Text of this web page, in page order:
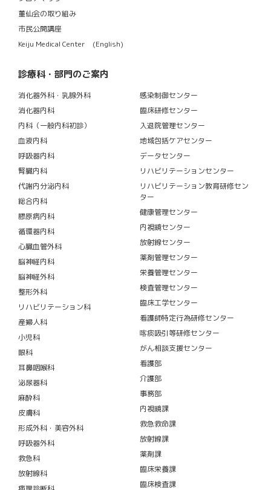
董仙会の取り組み
市民公開講座
Keiju Medical Center (English)
診療科・部門のご案内
消化器外科・乳腺外科
消化器内科
内科（一般内科初診）
血液内科
呼吸器内科
腎臓内科
代謝内分泌内科
総合内科
膠原病内科
循環器内科
心臓血管外科
脳神経内科
脳神経外科
整形外科
リハビリテーション科
産婦人科
小児科
眼科
耳鼻咽喉科
泌尿器科
麻酔科
皮膚科
形成外科・美容外科
呼吸器外科
救急科
放射線科
感染制御センター
臨床研修センター
入退院管理センター
地域包括ケアセンター
データセンター
リハビリテーションセンター
リハビリテーション教育研修セン
ター
健康管理センター
内視鏡センター
放射線センター
薬剤管理センター
栄養管理センター
検査管理センター
臨床工学センター
看護師特定行為研修センター
喀痰吸引等研修センター
がん相談支援センター
看護部
介護部
事務部
内視鏡課
救急救命課
放射線課
薬剤課
臨床栄養課
臨床検査課